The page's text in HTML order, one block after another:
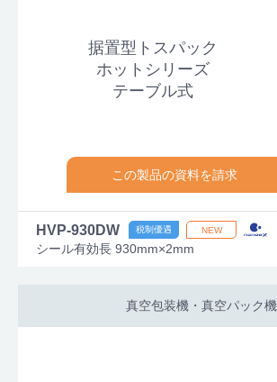
据置型トスパック
ホットシリーズ
テーブル式
この製品の資料を請求
HVP-930DW
シール有効長 930mm×2mm
真空包装機・真空パック機